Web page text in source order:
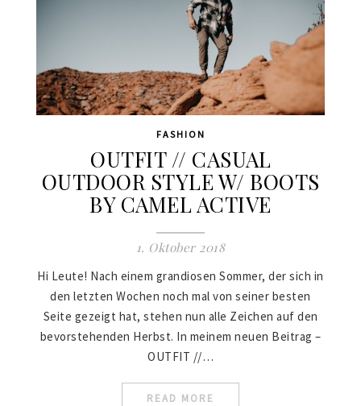
FASHION
OUTFIT // CASUAL
OUTDOOR STYLE W/ BOOTS
BY CAMEL ACTIVE
1. Oktober 2018
Hi Leute! Nach einem grandiosen Sommer, der sich in
den letzten Wochen noch mal von seiner besten
Seite gezeigt hat, stehen nun alle Zeichen auf den
bevorstehenden Herbst. In meinem neuen Beitrag –
OUTFIT //…
READ MORE